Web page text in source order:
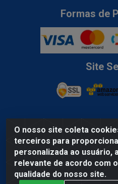
O nosso site coleta
terceiros para
personalizada ao usuário,
relevante de acordo com
qualidade do nosso site.
Formas de
Site
Lider Distribuidora de
Mota Gueiros, 100A -
67.120-370 - CNPJ